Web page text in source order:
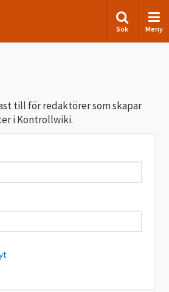
Sök Meny
till för redaktörer som skapar
i Kontrollwiki.